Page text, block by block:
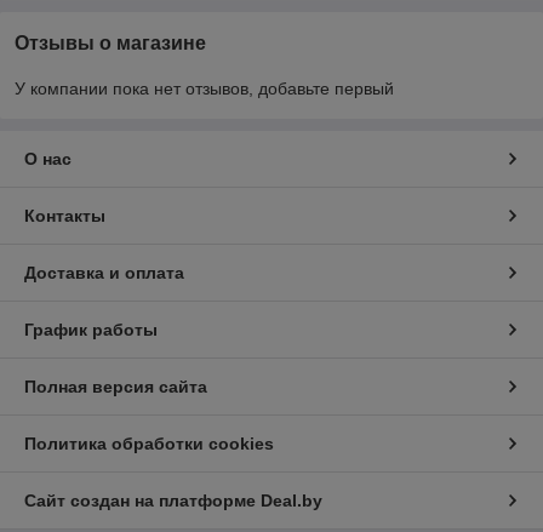
Отзывы о магазине
У компании пока нет отзывов, добавьте первый
О нас
Контакты
Доставка и оплата
График работы
Полная версия сайта
Политика обработки cookies
Сайт создан на платформе Deal.by